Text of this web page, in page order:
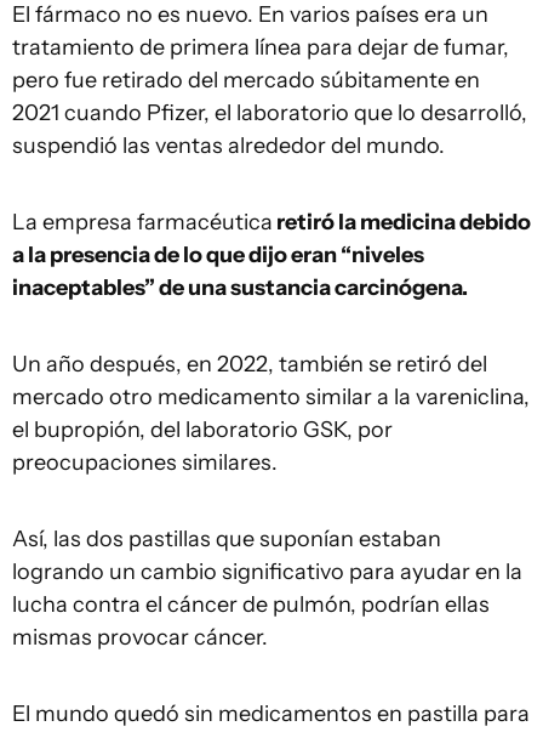
El fármaco no es nuevo. En varios países era un
tratamiento de primera línea para dejar de fumar,
pero fue retirado del mercado súbitamente en
2021 cuando Pfizer, el laboratorio que lo desarrolló,
suspendió las ventas alrededor del mundo.
La empresa farmacéutica retiró la medicina debido
a la presencia de lo que dijo eran “niveles
inaceptables” de una sustancia carcinógena.
Un año después, en 2022, también se retiró del
mercado otro medicamento similar a la vareniclina,
el bupropión, del laboratorio GSK, por
preocupaciones similares.
Así, las dos pastillas que suponían estaban
logrando un cambio significativo para ayudar en la
lucha contra el cáncer de pulmón, podrían ellas
mismas provocar cáncer.
El mundo quedó sin medicamentos en pastilla para